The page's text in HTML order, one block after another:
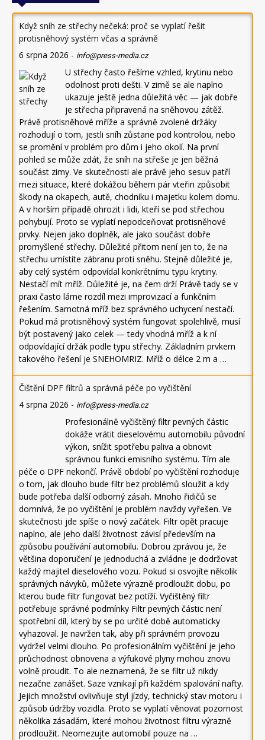
Když sníh ze střechy nečeká: proč se vyplatí řešit
protisněhový systém včas a správně
6 srpna 2026 - info@press-media.cz
U střechy často řešíme vzhled, krytinu nebo
odolnost proti dešti. V zimě se ale naplno
ukazuje ještě jedna důležitá věc — jak dobře
je střecha připravená na sněhovou zátěž.
Právě protisněhové mříže a správně zvolené držáky
rozhodují o tom, jestli sníh zůstane pod kontrolou, nebo
se promění v problém pro dům i jeho okolí. Na první
pohled se může zdát, že sníh na střeše je jen běžná
součást zimy. Ve skutečnosti ale právě jeho sesuv patří
mezi situace, které dokážou během pár vteřin způsobit
škody na okapech, autě, chodníku i majetku kolem domu.
A v horším případě ohrozit i lidi, kteří se pod střechou
pohybují. Proto se vyplatí nepodceňovat protisněhové
prvky. Nejen jako doplněk, ale jako součást dobře
promyšlené střechy. Důležité přitom není jen to, že na
střechu umístíte zábranu proti sněhu. Stejně důležité je,
aby celý systém odpovídal konkrétnímu typu krytiny.
Nestačí mít mříž. Důležité je, na čem drží Právě tady se v
praxi často láme rozdíl mezi improvizací a funkčním
řešením. Samotná mříž bez správného uchycení nestačí.
Pokud má protisněhový systém fungovat spolehlivě, musí
být postavený jako celek — tedy vhodná mříž a k ní
odpovídající držák podle typu střechy. Základním prvkem
takového řešení je SNEHOMRIZ. Mříž o délce 2 m a …
Čištění DPF filtrů a správná péče po vyčištění
4 srpna 2026 - info@press-media.cz
Profesionálně vyčištěný filtr pevných částic
dokáže vrátit dieselovému automobilu původní
výkon, snížit spotřebu paliva a obnovit
správnou funkci emisního systému. Tím ale
péče o DPF nekončí. Právě období po vyčištění rozhoduje
o tom, jak dlouho bude filtr bez problémů sloužit a kdy
bude potřeba další odborný zásah. Mnoho řidičů se
domnívá, že po vyčištění je problém navždy vyřešen. Ve
skutečnosti jde spíše o nový začátek. Filtr opět pracuje
naplno, ale jeho další životnost závisí především na
způsobu používání automobilu. Dobrou zprávou je, že
většina doporučení je jednoduchá a zvládne je dodržovat
každý majitel dieselového vozu. Pokud si osvojíte několik
správných návyků, můžete výrazně prodloužit dobu, po
kterou bude filtr fungovat bez potíží. Vyčištěný filtr
potřebuje správné podmínky Filtr pevných částic není
spotřební díl, který by se po určité době automaticky
vyhazoval. Je navržen tak, aby při správném provozu
vydržel velmi dlouho. Po profesionálním vyčištění je jeho
průchodnost obnovena a výfukové plyny mohou znovu
volně proudit. To ale neznamená, že se filtr už nikdy
nezačne zanášet. Saze vznikají při každém spalování nafty.
Jejich množství ovlivňuje styl jízdy, technický stav motoru i
způsob údržby vozidla. Proto se vyplatí věnovat pozornost
několika zásadám, které mohou životnost filtru výrazně
prodloužit. Neomezujte automobil pouze na …